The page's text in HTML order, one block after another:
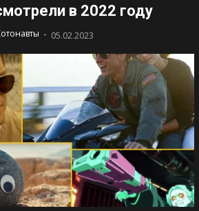
в 2022 году
- 05.02.2023